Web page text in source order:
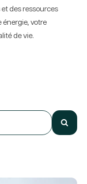
des ressources
énergie, votre
de vie.